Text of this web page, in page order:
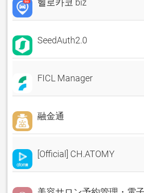
헬로카코 biz
SeedAuth2.0
FICL Manager
融金通
[Official] CH.ATOMY